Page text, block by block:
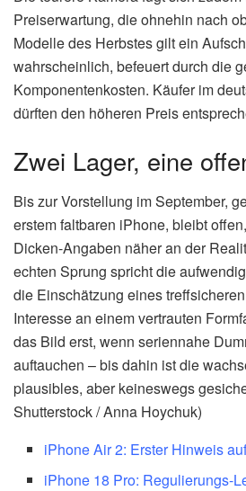
Preiserwartung, die ohnehin nach
Modelle des Herbstes gilt ein
wahrscheinlich, befeuert durch die
Komponentenkosten. Käufer im
dürften den höheren Preis
Zwei Lager, eine
Bis zur Vorstellung im September,
erstem faltbaren iPhone, bleibt
Dicken-Angaben näher an der
echten Sprung spricht die
die Einschätzung eines
Interesse an einem vertrauten
das Bild erst, wenn seriennahe
auftauchen – bis dahin ist die
plausibles, aber keineswegs
Shutterstock / Anna Hoychuk)
iPhone Air 2: Erster Hinweis
iPhone 18 Pro: Regulierungs-